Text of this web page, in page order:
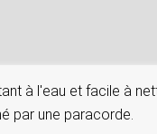
à l'eau et facile à
par une paracorde.